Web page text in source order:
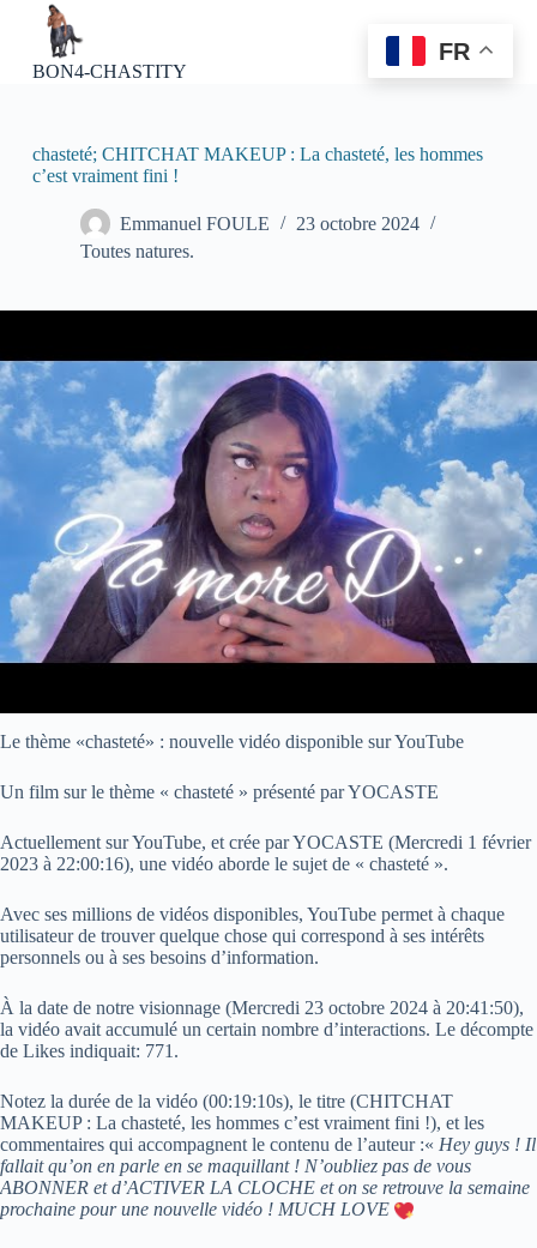
u
BON4-CHASTITY
chasteté; CHITCHAT MAKEUP : La chasteté, les hommes
c’est vraiment fini !
Emmanuel FOULE
23 octobre 2024
Toutes natures.
Le thème «chasteté» : nouvelle vidéo disponible sur YouTube
Un film sur le thème « chasteté » présenté par YOCASTE
Actuellement sur YouTube, et crée par YOCASTE (Mercredi 1 février
2023 à 22:00:16), une vidéo aborde le sujet de « chasteté ».
Avec ses millions de vidéos disponibles, YouTube permet à chaque
utilisateur de trouver quelque chose qui correspond à ses intérêts
personnels ou à ses besoins d’information.
À la date de notre visionnage (Mercredi 23 octobre 2024 à 20:41:50),
la vidéo avait accumulé un certain nombre d’interactions. Le décompte
de Likes indiquait: 771.
Notez la durée de la vidéo (00:19:10s), le titre (CHITCHAT
MAKEUP : La chasteté, les hommes c’est vraiment fini !), et les
commentaires qui accompagnent le contenu de l’auteur :« Hey guys ! Il
fallait qu’on en parle en se maquillant ! N’oubliez pas de vous
ABONNER et d’ACTIVER LA CLOCHE et on se retrouve la semaine
prochaine pour une nouvelle vidéo ! MUCH LOVE
FR